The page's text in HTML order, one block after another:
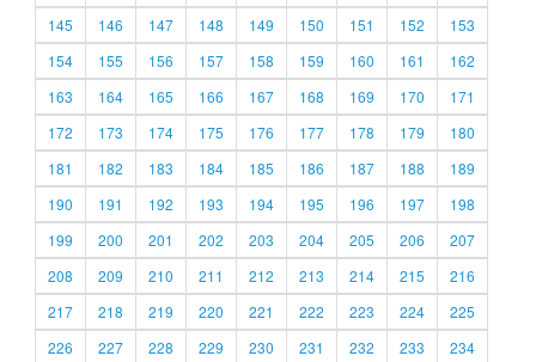
145
146 147 148 149 150 151 152
153
154
155 156 157 158 159 160 161
162
163
164 165 166 167 168 169 170
171
172
173 174 175 176 177 178 179
180
181
182 183 184 185 186 187 188
189
190
191 192 193 194 195 196 197
198
199
200 201 202 203 204 205 206
207
208
209 210 211 212 213 214 215
216
217
218 219 220 221 222 223 224
225
226
227 228 229 230 231 232 233
234